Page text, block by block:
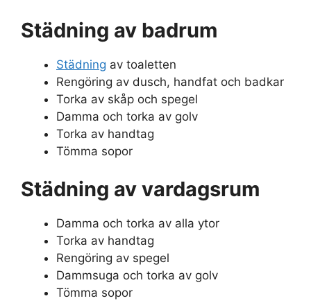
Städning av badrum
Städning av toaletten
Rengöring av dusch, handfat och badkar
Torka av skåp och spegel
Damma och torka av golv
Torka av handtag
Tömma sopor
Städning av vardagsrum
Damma och torka av alla ytor
Torka av handtag
Rengöring av spegel
Dammsuga och torka av golv
Tömma sopor